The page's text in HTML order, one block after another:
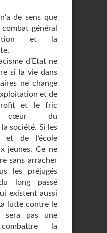
de sens que
combat général
et la
d’Etat ne
si la vie dans
ne change
et de
et le fric
cœur du
société. Si les
et de l’école
jeunes. Ce ne
sans arracher
les préjugés
long passé
existent aussi
lutte contre le
sera pas une
la